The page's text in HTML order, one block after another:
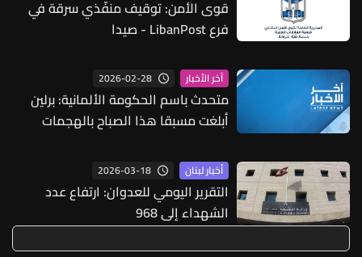
قوى الأمن: توقيف منفّذي سرقة في
فرع LibanPost - صيدا
آخر الأخبار 2026-02-28
متحدث باسم الحكومة الألمانية: برلين
أبلغت مسبقا هذا الصباح بالهجمات
أخبار لبنان 2026-03-18
التقرير اليومي للعدوان: ارتفاع عدد
الشهداء إلى 968